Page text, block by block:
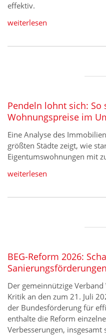
effektiv.
weiterlesen
Pendeln lohnt sich: So
Wohnungspreise im
Eine Analyse des
größten Städte zeigt, wie
Eigentumswohnungen mit
weiterlesen
BEG-Reform 2026:
Sanierungsförderungen
Der gemeinnützige
Kritik an den zum 21. Juli
der Bundesförderung für
enthalte die Reform
Verbesserungen,